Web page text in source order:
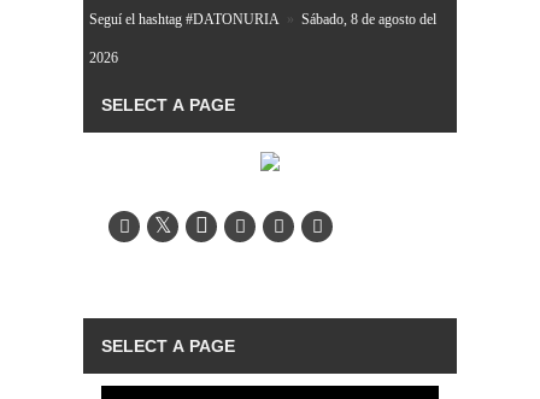
Seguí el hashtag #DATONURIA » Sábado, 8 de agosto del
2026